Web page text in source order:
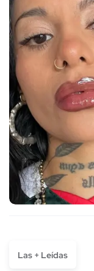
Las + Leídas